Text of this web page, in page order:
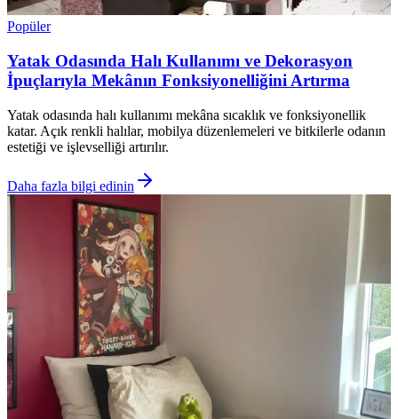
Popüler
Yatak Odasında Halı Kullanımı ve Dekorasyon
İpuçlarıyla Mekânın Fonksiyonelliğini Artırma
Yatak odasında halı kullanımı mekâna sıcaklık ve fonksiyonellik
katar. Açık renkli halılar, mobilya düzenlemeleri ve bitkilerle odanın
estetiği ve işlevselliği artırılır.
Daha fazla bilgi edinin